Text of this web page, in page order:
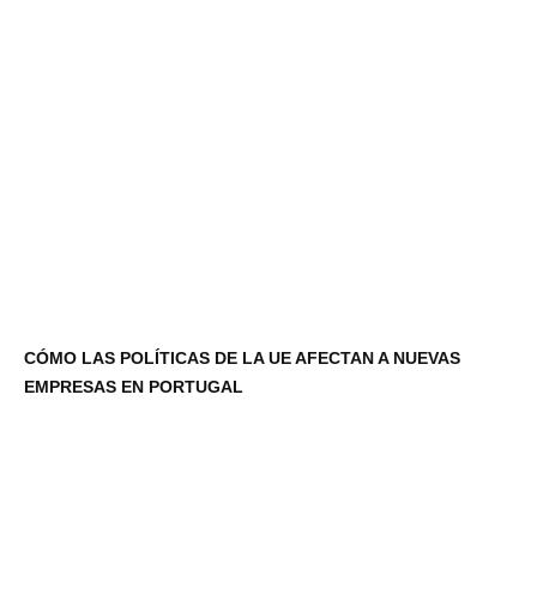
CÓMO LAS POLÍTICAS DE LA UE AFECTAN A NUEVAS
EMPRESAS EN PORTUGAL